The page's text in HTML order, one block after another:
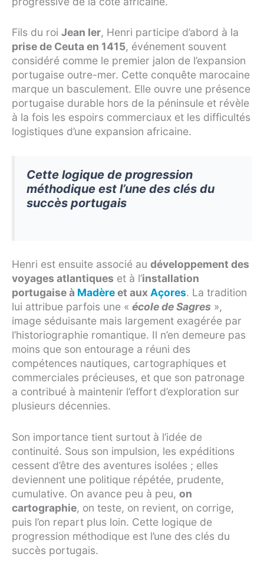
Fils du roi Jean Ier, Henri participe d’abord à la
prise de Ceuta en 1415, événement souvent
considéré comme le premier jalon de l’expansion
portugaise outre-mer. Cette conquête marocaine
marque un basculement. Elle ouvre une présence
portugaise durable hors de la péninsule et révèle
à la fois les espoirs commerciaux et les difficultés
logistiques d’une expansion africaine.
Cette logique de progression
méthodique est l’une des clés du
succès portugais
Henri est ensuite associé au développement des
voyages atlantiques et à l’installation
portugaise à Madèreet auxAçores. La tradition
lui attribue parfois une « école de Sagres »,
image séduisante mais largement exagérée par
l’historiographie romantique. Il n’en demeure pas
moins que son entourage a réuni des
compétences nautiques, cartographiques et
commerciales précieuses, et que son patronage
a contribué à maintenir l’effort d’exploration sur
plusieurs décennies.
Son importance tient surtout à l’idée de
continuité. Sous son impulsion, les expéditions
cessent d’être des aventures isolées ; elles
deviennent une politique répétée, prudente,
cumulative. On avance peu à peu, on
cartographie, on teste, on revient, on corrige,
puis l’on repart plus loin. Cette logique de
progression méthodique est l’une des clés du
succès portugais.